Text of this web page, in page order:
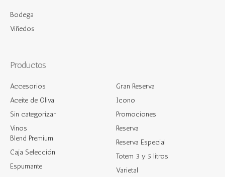
Bodega
Viñedos
Productos
Accesorios
Aceite de Oliva
Sin categorizar
Vinos
Blend Premium
Caja Selección
Espumante
Gran Reserva
Icono
Promociones
Reserva
Reserva Especial
Totem 3 y 5 litros
Varietal